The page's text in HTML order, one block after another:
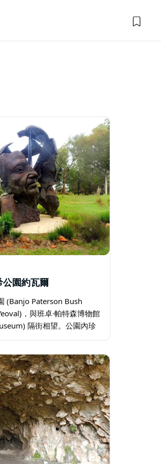
公園約瓦爾
(Banjo Paterson Bush
，與班卓·帕特森博物館
隔街相望。公園內珍